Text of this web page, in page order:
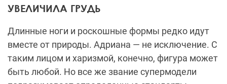
УВЕЛИЧИЛА ГРУДЬ
Длинные ноги и роскошные формы редко идут
вместе от природы. Адриана — не исключение. С
таким лицом и харизмой, конечно, фигура может
быть любой. Но все же звание супермодели